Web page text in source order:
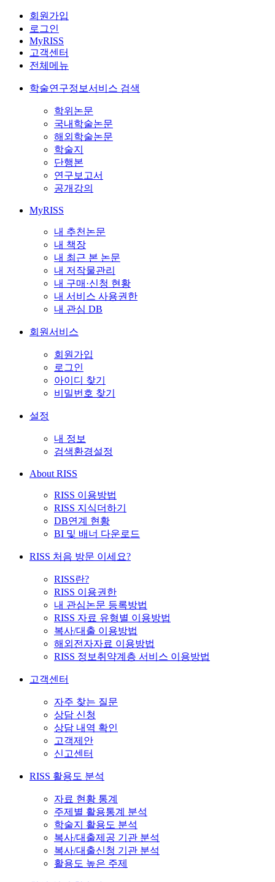
회원가입
로그인
MyRISS
고객센터
전체메뉴
학술연구정보서비스 검색
학위논문
국내학술논문
해외학술논문
학술지
단행본
연구보고서
공개강의
MyRISS
내 추천논문
내 책장
내 최근 본 논문
내 저작물관리
내 구매·신청 현황
내 서비스 사용권한
내 관심 DB
회원서비스
회원가입
로그인
아이디 찾기
비밀번호 찾기
설정
내 정보
검색환경설정
About RISS
RISS 이용방법
RISS 지식더하기
DB연계 현황
BI 및 배너 다운로드
RISS 처음 방문 이세요?
RISS란?
RISS 이용권한
내 관심논문 등록방법
RISS 자료 유형별 이용방법
복사/대출 이용방법
해외전자자료 이용방법
RISS 정보취약계층 서비스 이용방법
고객센터
자주 찾는 질문
상담 신청
상담 내역 확인
고객제안
신고센터
RISS 활용도 분석
자료 현황 통계
주제별 활용통계 분석
학술지 활용도 분석
복사/대출제공 기관 분석
복사/대출신청 기관 분석
활용도 높은 주제